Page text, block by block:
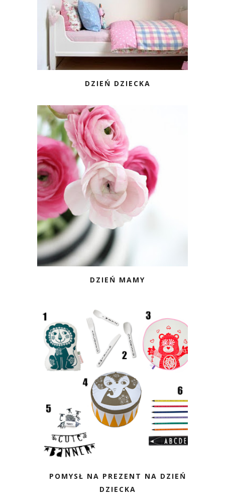
DZIEŃ DZIECKA
DZIEŃ MAMY
POMYSŁ NA PREZENT NA DZIEŃ
DZIECKA